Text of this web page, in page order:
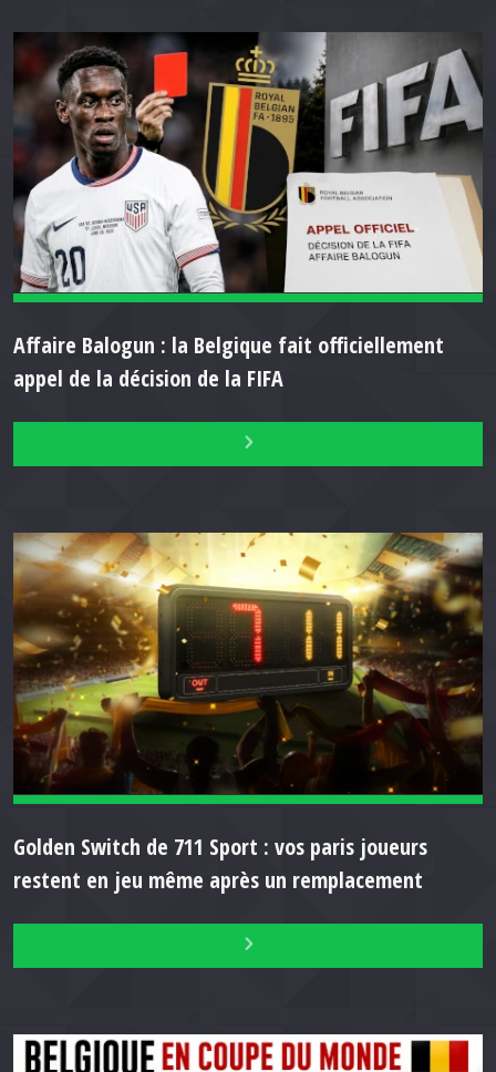
Affaire Balogun : la Belgique fait officiellement
appel de la décision de la FIFA
Golden Switch de 711 Sport : vos paris joueurs
restent en jeu même après un remplacement